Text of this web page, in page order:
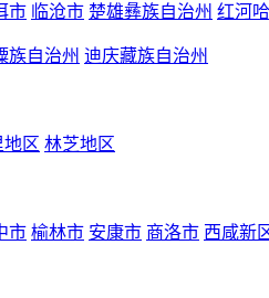
市 临沧市 楚雄彝族自治州 红河
族自治州 迪庆藏族自治州
地区 林芝地区
市 榆林市 安康市 商洛市 西咸新